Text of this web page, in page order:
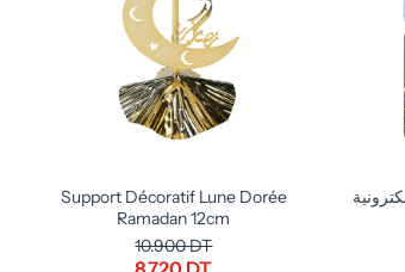
Support Décoratif Lune Dorée
Ramadan 12cm
10.900 DT